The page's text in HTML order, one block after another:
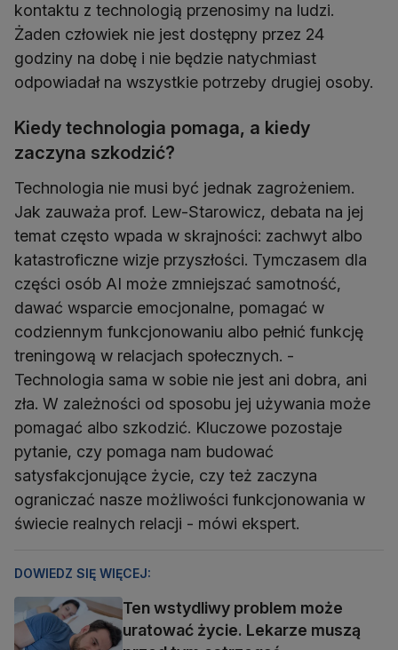
kontaktu z technologią przenosimy na ludzi.
Żaden człowiek nie jest dostępny przez 24
godziny na dobę i nie będzie natychmiast
odpowiadał na wszystkie potrzeby drugiej osoby.
Kiedy technologia pomaga, a kiedy
zaczyna szkodzić?
Technologia nie musi być jednak zagrożeniem.
Jak zauważa prof. Lew-Starowicz, debata na jej
temat często wpada w skrajności: zachwyt albo
katastroficzne wizje przyszłości. Tymczasem dla
części osób AI może zmniejszać samotność,
dawać wsparcie emocjonalne, pomagać w
codziennym funkcjonowaniu albo pełnić funkcję
treningową w relacjach społecznych. -
Technologia sama w sobie nie jest ani dobra, ani
zła. W zależności od sposobu jej używania może
pomagać albo szkodzić. Kluczowe pozostaje
pytanie, czy pomaga nam budować
satysfakcjonujące życie, czy też zaczyna
ograniczać nasze możliwości funkcjonowania w
świecie realnych relacji - mówi ekspert.
DOWIEDZ SIĘ WIĘCEJ:
Ten wstydliwy problem może
uratować życie. Lekarze muszą